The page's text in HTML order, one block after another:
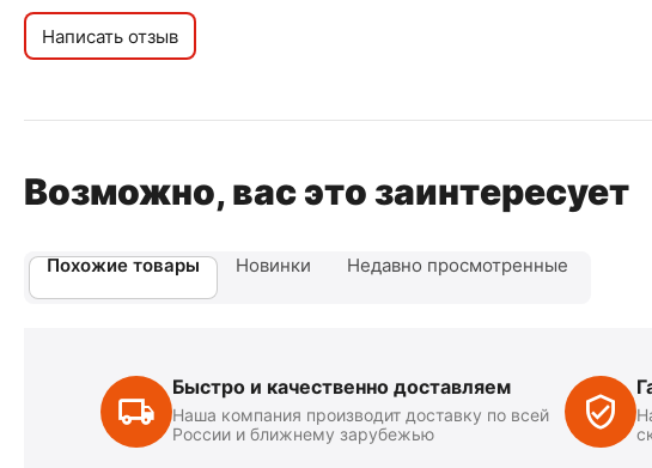
Написать отзыв
Возможно, вас это заинтересует
Похожие товары Новинки Недавно просмотренные
Быстро и качественно доставляем
Наша компания производит доставку по всей
России и ближнему зарубежью